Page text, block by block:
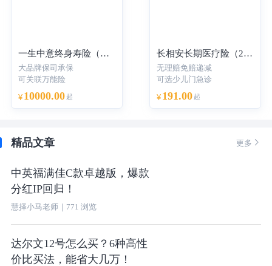
一生中意终身寿险（分红型）-年交
大品牌保司承保
可关联万能险
¥ 10000.00 起
长相安长期医疗险（20年保证续保）—个人版
无理赔免赔递减
可选少儿门急诊
¥ 191.00 起
精品文章 更多 
中英福满佳C款卓越版，爆款
分红IP回归！
慧择小马老师｜ 771 浏览
达尔文12号怎么买？6种高性
价比买法，能省大几万！